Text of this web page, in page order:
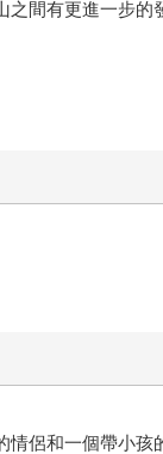
間有更進一步的
侶和一個帶小